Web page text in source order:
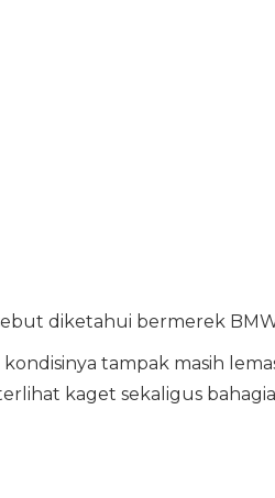
diketahui bermerek
tampak masih
kaget sekaligus